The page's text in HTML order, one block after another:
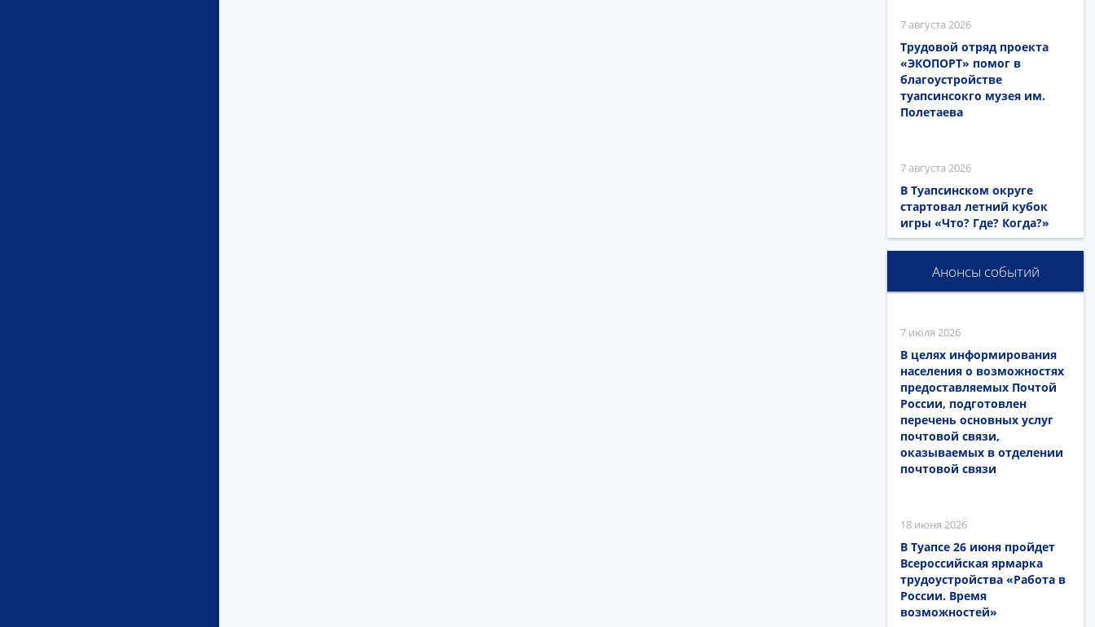
7 августа 2026
Трудовой отряд проекта
«ЭКОПОРТ» помог в
благоустройстве
туапсинсокго музея им.
Полетаева
7 августа 2026
В Туапсинском округе
стартовал летний кубок
игры «Что? Где? Когда?»
Анонсы событий
7 июля 2026
В целях информирования
населения о возможностях
предоставляемых Почтой
России, подготовлен
перечень основных услуг
почтовой связи,
оказываемых в отделении
почтовой связи
18 июня 2026
В Туапсе 26 июня пройдет
Всероссийская ярмарка
трудоустройства «Работа в
России. Время
возможностей»